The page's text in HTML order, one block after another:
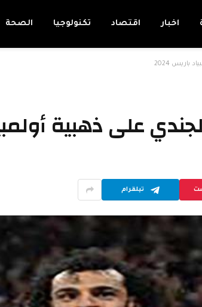
اخبار اقتصاد تكنولوجيا الصحة
2024
على ذهبية أولمبياد
تيلقرام